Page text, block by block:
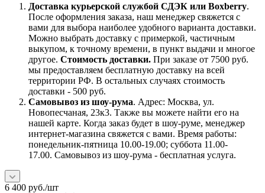
Доставка курьерской службой СДЭК или Boxberry.
После оформления заказа, наш менеджер свяжется с
вами для выбора наиболее удобного варианта доставки.
Можно выбрать доставку с примеркой, частичным
выкупом, к точному времени, в пункт выдачи и многое
другое. Стоимость доставки. При заказе от 7500 руб.
мы предоставляем бесплатную доставку на всей
территории РФ. В остальных случаях стоимость
доставки - 500 руб.
Самовывоз из шоу-рума. Адрес: Москва, ул.
Новопесчаная, 23к3. Также вы можете найти его на
нашей карте. Когда заказ будет в шоу-руме, менеджер
интернет-магазина свяжется с вами. Время работы:
понедельник-пятница 10.00-19.00; суббота 11.00-
17.00. Самовывоз из шоу-рума - бесплатная услуга.
6 400 руб./шт